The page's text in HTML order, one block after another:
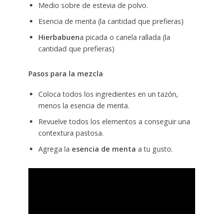
Medio sobre de estevia de polvo.
Esencia de menta (la cantidad que prefieras)
Hierbabuena picada o canela rallada (la
cantidad que prefieras)
Pasos para la mezcla
Coloca todos los ingredientes en un tazón,
menos la esencia de menta.
Revuelve todos los elementos a conseguir una
contextura pastosa.
Agrega la esencia de menta a tu gusto.